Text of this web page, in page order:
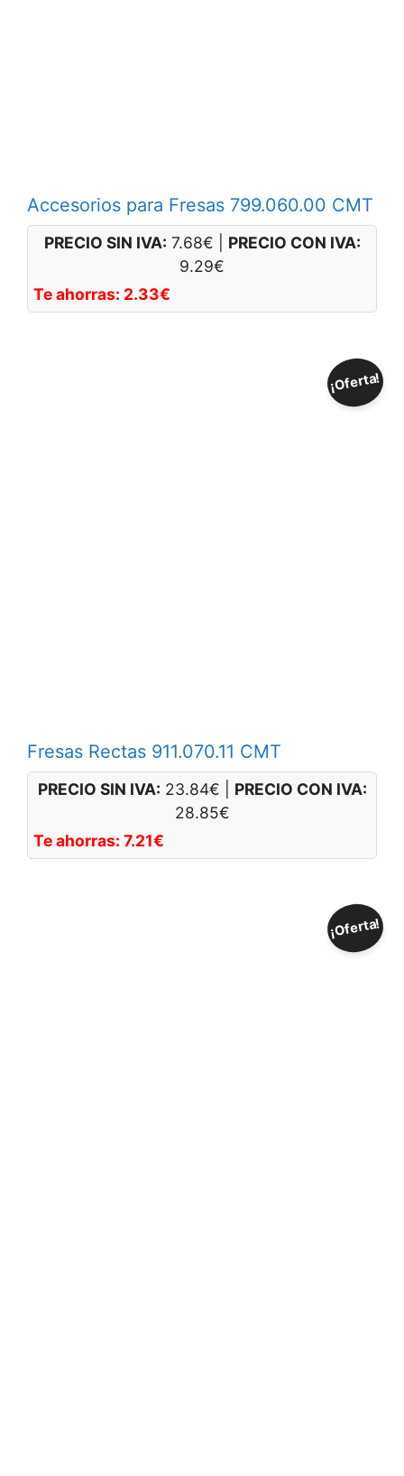
Accesorios para Fresas 799.060.00 CMT
PRECIO SIN IVA: 7.68€
PRECIO CON IVA:
9.29€
Te ahorras: 2.33€
Fresas Rectas 911.070.11 CMT
¡Oferta!
PRECIO SIN IVA: 23.84€
PRECIO CON IVA:
28.85€
Te ahorras: 7.21€
¡Oferta!